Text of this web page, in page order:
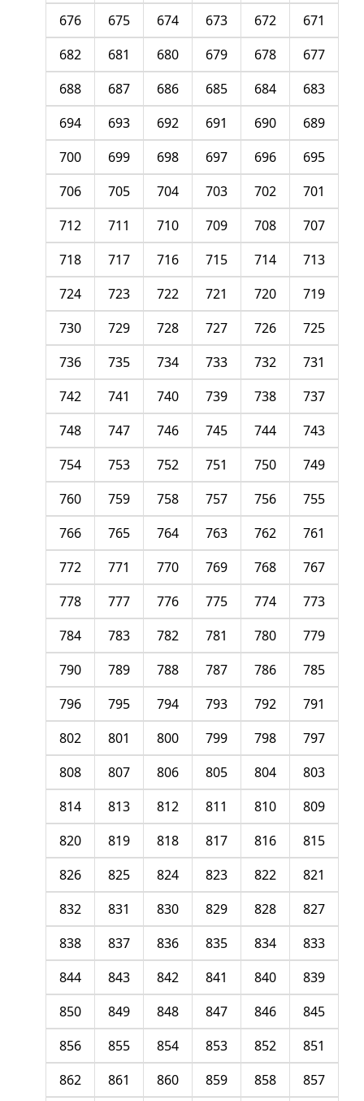
671
672
673
674
675
676
677
678
679
680
681
682
683
684
685
686
687
688
689
690
691
692
693
694
695
696
697
698
699
700
701
702
703
704
705
706
707
708
709
710
711
712
713
714
715
716
717
718
719
720
721
722
723
724
725
726
727
728
729
730
731
732
733
734
735
736
737
738
739
740
741
742
743
744
745
746
747
748
749
750
751
752
753
754
755
756
757
758
759
760
761
762
763
764
765
766
767
768
769
770
771
772
773
774
775
776
777
778
779
780
781
782
783
784
785
786
787
788
789
790
791
792
793
794
795
796
797
798
799
800
801
802
803
804
805
806
807
808
809
810
811
812
813
814
815
816
817
818
819
820
821
822
823
824
825
826
827
828
829
830
831
832
833
834
835
836
837
838
839
840
841
842
843
844
845
846
847
848
849
850
851
852
853
854
855
856
857
858
859
860
861
862